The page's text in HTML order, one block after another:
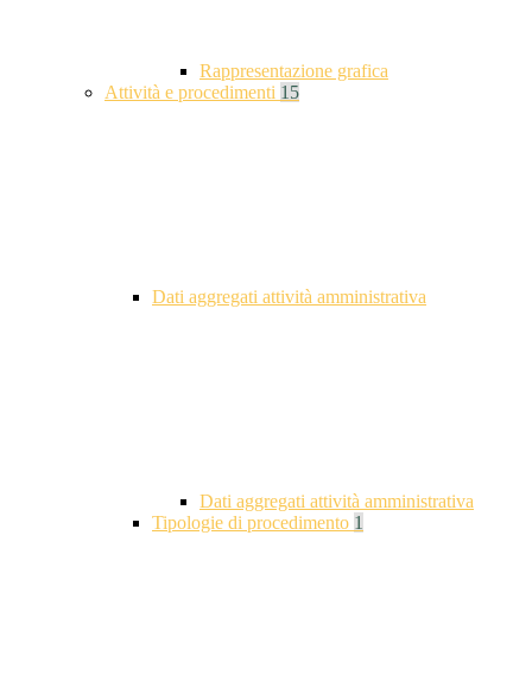
Rappresentazione grafica
Attività e procedimenti 15
Dati aggregati attività amministrativa
Dati aggregati attività amministrativa
Tipologie di procedimento 1